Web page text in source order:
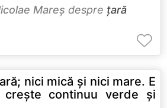
Mareș despre țară
nici mică şi nici mare. E
continuu verde şi